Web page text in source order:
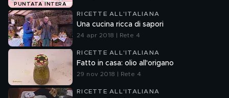
PUNTATA INTERA
RICETTE ALL'ITALIANA
Una cucina ricca di sapori
24 apr 2018 | Rete 4
RICETTE ALL'ITALIANA
Fatto in casa: olio all'origano
29 nov 2018 | Rete 4
RICETTE ALL'ITALIANA